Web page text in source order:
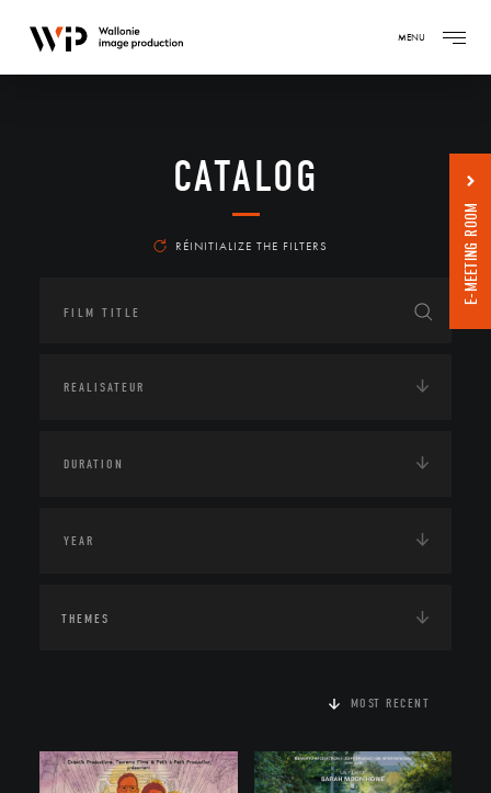
MENU
CATALOG
RÉINITIALIZE THE FILTERS
THEMES
MOST RECENT
E-MEETING ROOM